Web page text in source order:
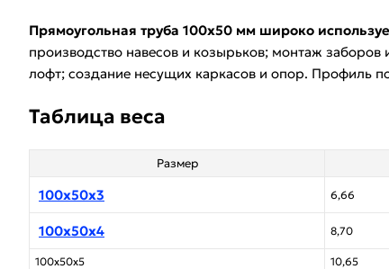
Прямоугольная труба 100х50 мм широко
производство навесов и козырьков; монтаж заборов
лофт; создание несущих каркасов и опор. Профиль
Таблица веса
Размер
100х50х3 6,66
100х50х4 8,70
100х50х5 10,65